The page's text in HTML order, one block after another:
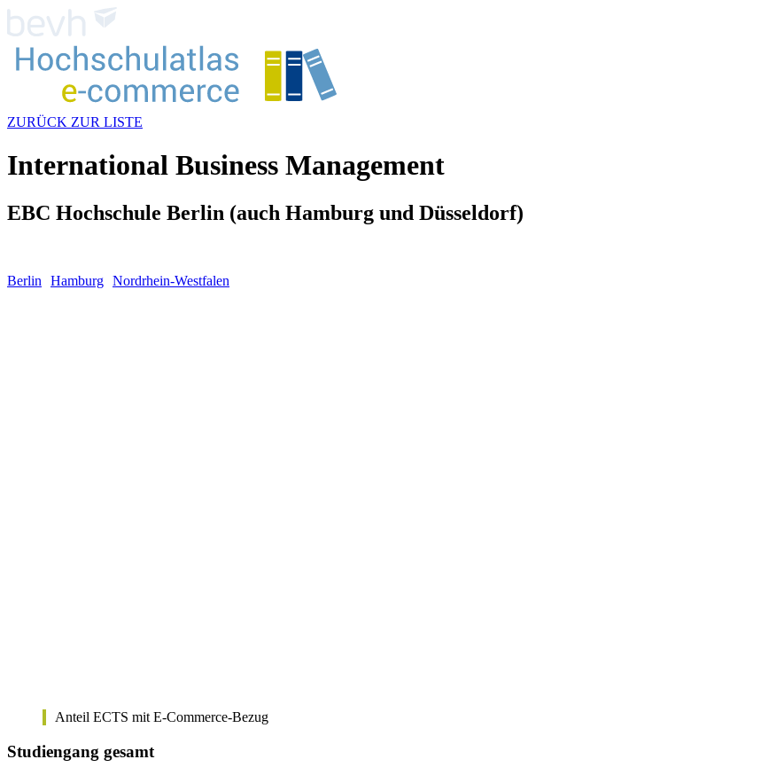
ZURÜCK ZUR LISTE
International Business Management
EBC Hochschule Berlin (auch Hamburg und Düsseldorf)
Berlin Hamburg Nordrhein-Westfalen
Anteil ECTS mit E-Commerce-Bezug
Studiengang gesamt